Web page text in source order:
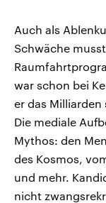
Auch als
Schwäche
war schon bei
er das
Die mediale
Mythos: den
des Kosmos,
und mehr.
nicht